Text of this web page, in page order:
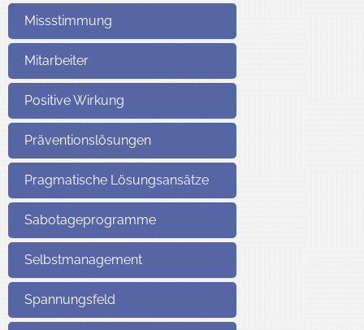
Missstimmung
Mitarbeiter
Positive Wirkung
Präventionslösungen
Pragmatische Lösungsansätze
Sabotageprogramme
Selbstmanagement
Spannungsfeld